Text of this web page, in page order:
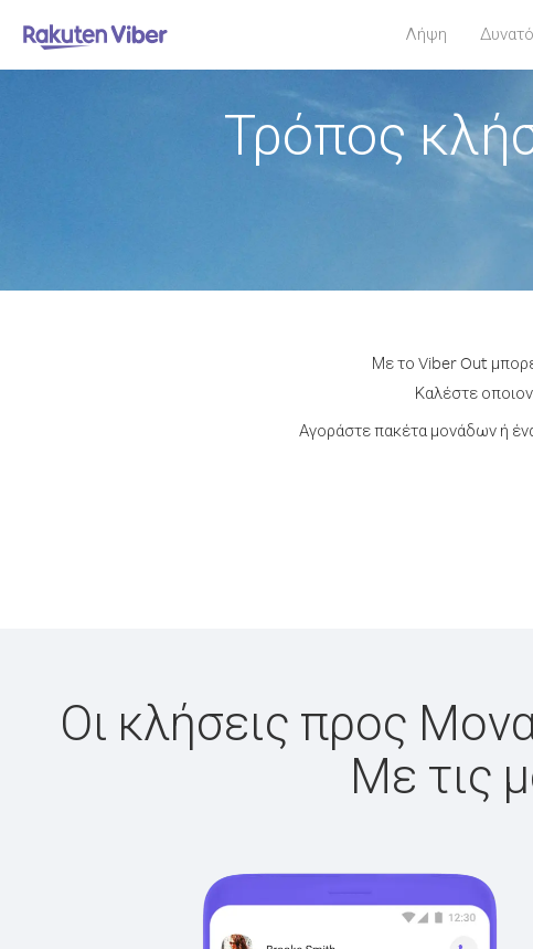
Λήψη
Τρόπος
Με το Viber Out
Καλέστε
Αγοράστε πακέτα μονάδων ή
Οι κλήσεις προς
Με τις